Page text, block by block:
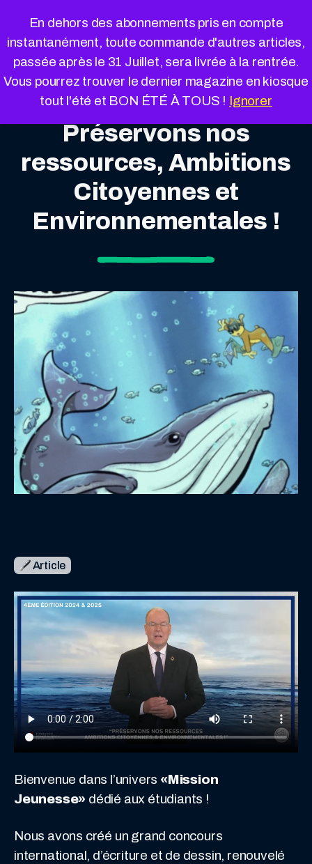
En dehors des abonnements pris en compte
instantanément, toute commande d'autres articles,
passée après le 31 Juillet, sera livrée à la rentrée.
Vous pourrez trouver le dernier magazine en kiosque
tout l'été et BON ÉTÉ À TOUS ! Ignorer
Préservons nos
ressources, Ambitions
Citoyennes et
Environnementales !
Article
Bienvenue dans l’univers «Mission
Jeunesse» dédié aux étudiants !
Nous avons créé un grand concours
international, d’écriture et de dessin, renouvelé